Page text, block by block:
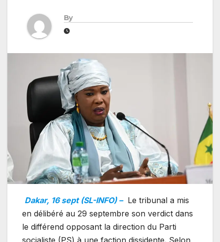
By
Dakar, 16 sept (SL-INFO) – Le tribunal a mis
en délibéré au 29 septembre son verdict dans
le différend opposant la direction du Parti
socialiste (PS) à une faction dissidente. Selon